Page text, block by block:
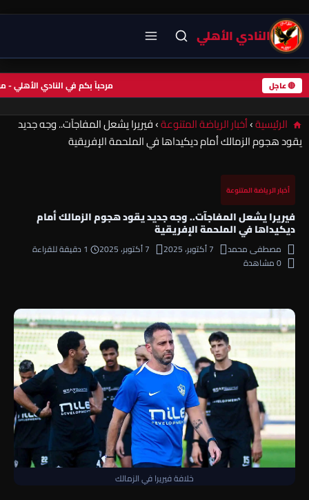
النادي الأهلي
🔴 عاجل مرحباً بكم في النادي
الرئيسية›أخبار الرياضة المتنوعة›فيريرا يشعل المفاجآت.. وجه جديد
يقود هجوم الزمالك أمام ديكيداها في الملحمة الإفريقية
أخبار الرياضة المتنوعة
فيريرا يشعل المفاجآت.. وجه جديد يقود هجوم الزمالك أمام
ديكيداها في الملحمة الإفريقية
مصطفى محمد 7 أكتوبر، 2025 7 أكتوبر، 2025
1 دقيقة للقراءة
0 مشاهدة
خلافة فيريرا في الزمالك